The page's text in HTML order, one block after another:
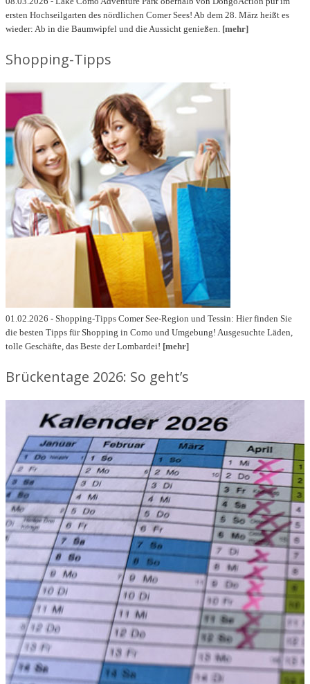
ersten Hochseilgarten des nördlichen Comer Sees! Ab dem 28. März heißt es
wieder: Ab in die Baumwipfel und die Aussicht genießen. [mehr]
Shopping-Tipps
01.02.2026 - Shopping-Tipps Comer See-Region und Tessin: Hier finden Sie
die besten Tipps für Shopping in Como und Umgebung! Ausgesuchte Läden,
tolle Geschäfte, das Beste der Lombardei! [mehr]
Brückentage 2026: So geht’s